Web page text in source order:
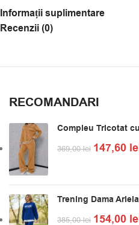
Informații suplimentare
Recenzii (0)
RECOMANDARI
Compleu Tricotat
369,00lei 147,60
Trening Dama
385,00lei 154,00